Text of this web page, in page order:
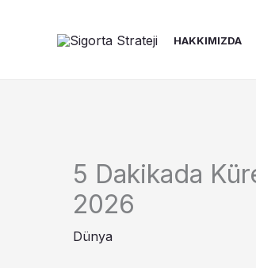
HAKKIMIZDA
5 Dakikada
2026
Dünya